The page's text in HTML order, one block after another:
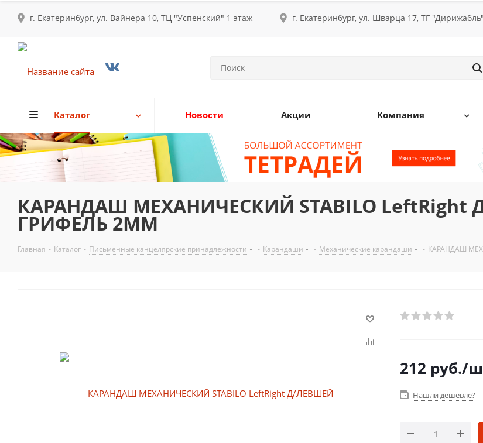
г. Екатеринбург, ул. Вайнера 10, ТЦ "Успенский" 1 этаж г. Екатеринбург, ул. Шварца 17, ТГ
Каталог Новости Акции Компания
КАРАНДАШ МЕХАНИЧЕСКИЙ STABILO
ГРИФЕЛЬ 2ММ
Главная - Каталог - Письменные канцелярские принадлежности - Карандаши - Механические карандаши - КАРАНДАШ
212 руб./
Нашли дешевле?